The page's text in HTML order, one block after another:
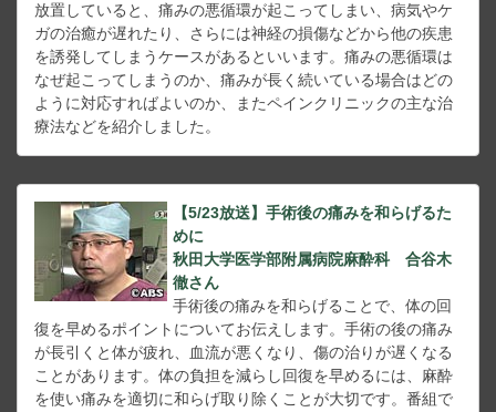
放置していると、痛みの悪循環が起こってしまい、病気やケ
ガの治癒が遅れたり、さらには神経の損傷などから他の疾患
を誘発してしまうケースがあるといいます。痛みの悪循環は
なぜ起こってしまうのか、痛みが長く続いている場合はどの
ように対応すればよいのか、またペインクリニックの主な治
療法などを紹介しました。
【5/23放送】手術後の痛みを和らげるた
めに
秋田大学医学部附属病院麻酔科 合谷木
徹さん
手術後の痛みを和らげることで、体の回
復を早めるポイントについてお伝えします。手術の後の痛み
が長引くと体が疲れ、血流が悪くなり、傷の治りが遅くなる
ことがあります。体の負担を減らし回復を早めるには、麻酔
を使い痛みを適切に和らげ取り除くことが大切です。番組で